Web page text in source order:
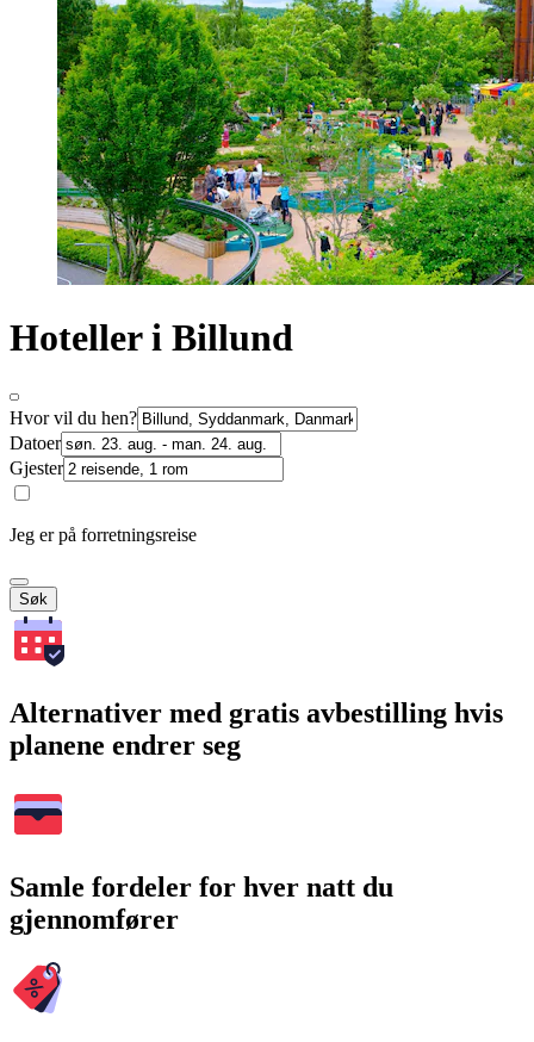
Hoteller i Billund
Hvor vil du hen?
Datoer
Gjester
Jeg er på forretningsreise
Søk
Alternativer med gratis avbestilling hvis
planene endrer seg
Samle fordeler for hver natt du
gjennomfører